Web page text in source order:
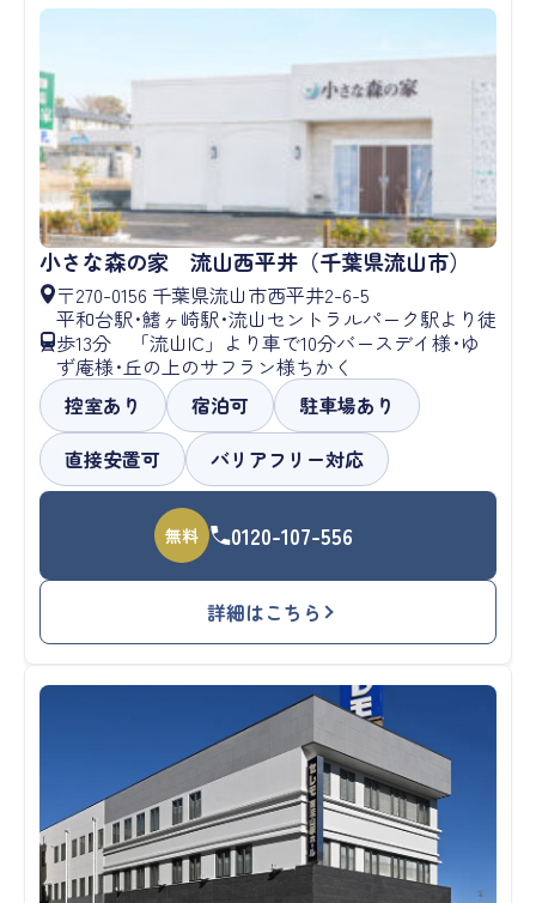
小さな森の家 流山西平井（千葉県流山市）
〒270-0156 千葉県流山市西平井2-6-5
平和台駅･鰭ヶ崎駅･流山セントラルパーク駅より徒
歩13分 「流山IC」より車で10分バースデイ様･ゆ
ず庵様･丘の上のサフラン様ちかく
控室あり
宿泊可
駐車場あり
直接安置可
バリアフリー対応
無料 0120-107-556
詳細はこちら